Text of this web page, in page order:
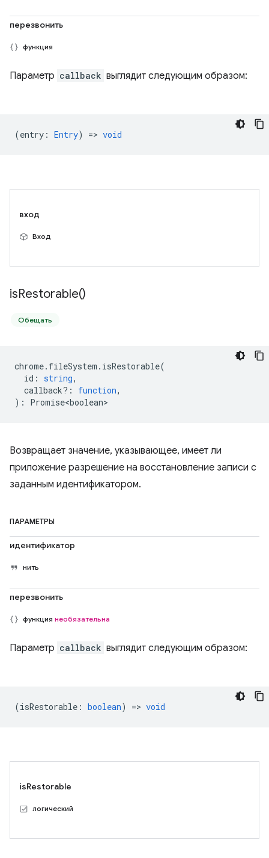
перезвонить
функция
Параметр callback выглядит следующим образом:
(entry : Entry) => void
вход
Вход
isRestorable()
Обещать
chrome. fileSystem . isRestorable(
id : string,
callback? : function,
) : Promise<boolean>
Возвращает значение, указывающее, имеет ли
приложение разрешение на восстановление записи с
заданным идентификатором.
ПАРАМЕТРЫ
идентификатор
нить
перезвонить
функция необязательна
Параметр callback выглядит следующим образом:
(isRestorable : boolean) => void
isRestorable
логический